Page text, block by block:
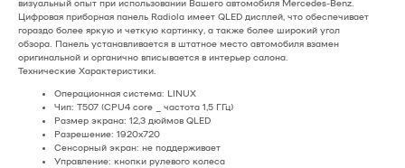
визуальный опыт при использовании Вашего автомобиля Mercedes-Benz.
Цифровая приборная панель Radiola имеет QLED дисплей, что обеспечивает
гораздо более яркую и четкую картинку, а также более широкий угол
обзора. Панель устанавливается в штатное место автомобиля взамен
оригинальной и органично вписывается в интерьер салона.
Технические Характеристики.
Операционная система: LINUX
Чип: T507 (CPU4 core _ частота 1,5 ГГц)
Размер экрана: 12,3 дюймов QLED
Разрешение: 1920х720
Сенсорный экран: не поддерживает
Управление: кнопки рулевого колеса